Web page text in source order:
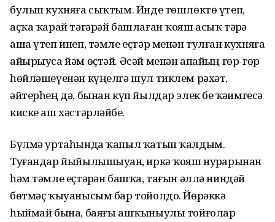
булып кухняға сыҡтым. Инде төшлөктө үтеп,
аҫҡа ҡарай тәгәрәй башлаған ҡояш асыҡ тәҙрә
аша үтеп инеп, тәмле еҫтәр менән тулған кухняға
айырыуса йәм өҫтәй. Әсәй менән апайҙың гөр-гөр
һөйләшеүенән күңелгә шул тиклем рәхәт,
әйтерһең дә, бынан күп йылдар элек беҙ ҡәҙимгесә
киске аш хәстәрләйбеҙ.
Бүлмә уртаһында ҡапыл ҡатып ҡалдым.
Туғандар йыйылышыуҙан, иркә ҡояш нурҙарынан
һәм тәмле еҫтәрҙән башҡа, тағын әллә ниндәй
бөтмәҫ ҡыуанысым бар тойолдо. Йөрәккә
һыймай бына, баяғы ашҡыныулы тойғолар